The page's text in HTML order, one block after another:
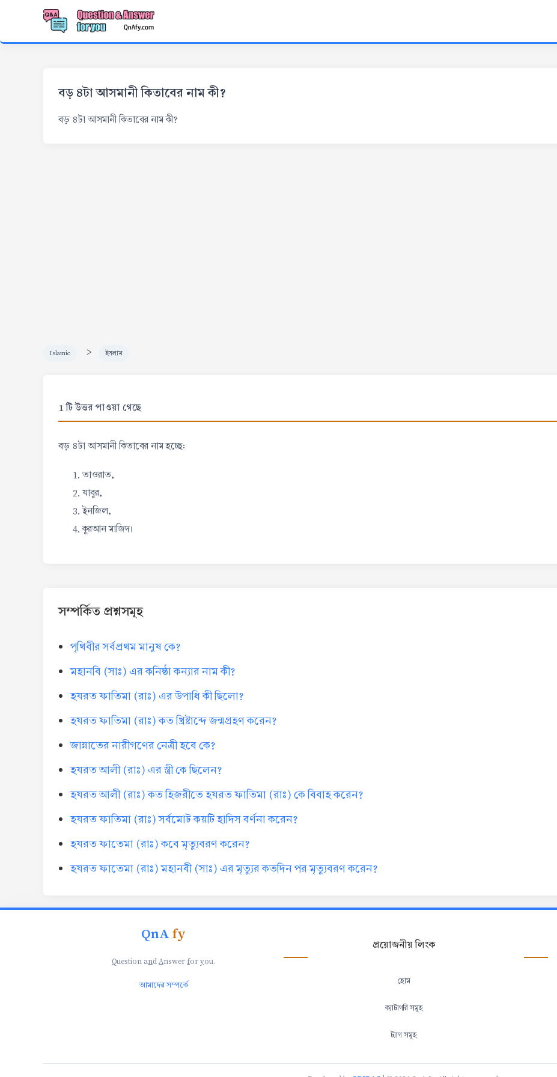
বড় ৪টা আসমানী কিতাবের নাম কী?
বড় ৪টা আসমানী কিতাবের নাম কী?
Islamic > ইসলাম
1 টি উত্তর পাওয়া গেছে
বড় ৪টা আসমানী কিতাবের নাম হচ্ছে:
তাওরাত,
যাবুর,
ইনজিল,
কুরআন মাজিদ।
সম্পর্কিত প্রশ্নসমূহ
পৃথিবীর সর্বপ্রথম মানুষ কে?
মহানবি (সাঃ) এর কনিষ্ঠা কন্যার নাম কী?
হযরত ফাতিমা (রাঃ) এর উপাধি কী ছিলো?
হযরত ফাতিমা (রাঃ) কত খ্রিষ্টাব্দে জন্মগ্রহণ করেন?
জান্নাতের নারীগণের নেত্রী হবে কে?
হযরত আলী (রাঃ) এর স্ত্রী কে ছিলেন?
হযরত আলী (রাঃ) কত হিজরীতে হযরত ফাতিমা (রাঃ) কে বিবাহ করেন?
হযরত ফাতিমা (রাঃ) সর্বমোট কয়টি হাদিস বর্ণনা করেন?
হযরত ফাতেমা (রাঃ) কবে মৃত্যুবরণ করেন?
হযরত ফাতেমা (রাঃ) মহানবী (সাঃ) এর মৃত্যুর কতদিন পর মৃত্যুবরণ করেন?
QnAfy
Question andAnswer foryou.
আমাদের সম্পর্কে
প্রয়োজনীয় লিংক
হোম
ক্যাটাগরি সমূহ
ট্যাগ সমূহ